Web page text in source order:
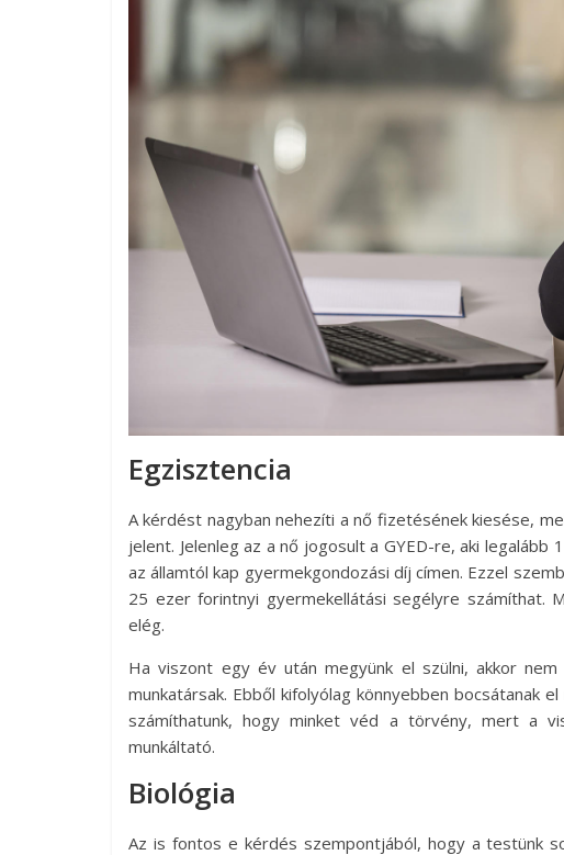
Egzisztencia
A kérdést nagyban nehezíti a nő fizetésének kiesése,
jelent. Jelenleg az a nő jogosult a GYED-re, aki
az államtól kap gyermekgondozási díj címen. Ezzel
25 ezer forintnyi gyermekellátási segélyre számíthat.
elég.
Ha viszont egy év után megyünk el szülni, akkor
munkatársak. Ebből kifolyólag könnyebben bocsátanak
számíthatunk, hogy minket véd a törvény, mert a
munkáltató.
Biológia
Az is fontos e kérdés szempontjából, hogy a testünk